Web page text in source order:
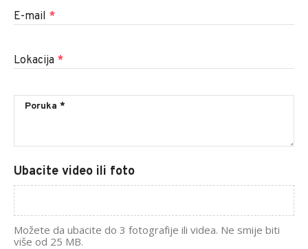
E-mail *
Lokacija *
Ubacite video ili foto
Možete da ubacite do 3 fotografije ili videa. Ne smije biti
više od 25 MB.